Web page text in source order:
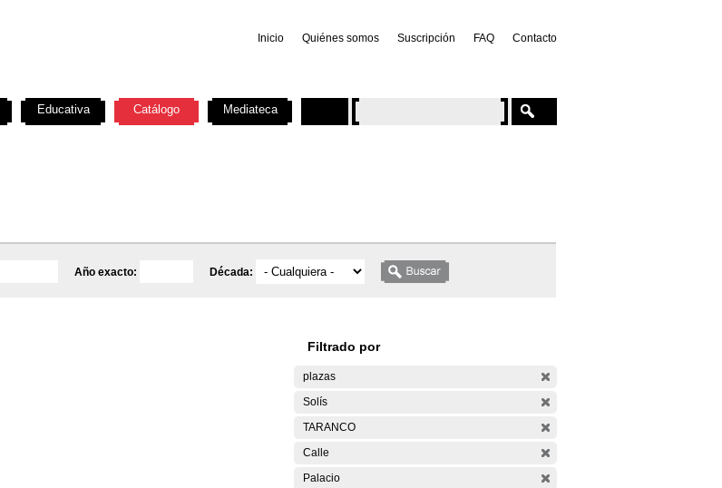
Inicio Quiénes somos Suscripción FAQ Contacto
Año exacto: Década:
Filtrado por
plazas
Solís
TARANCO
Calle
Palacio
Educativa Catálogo Mediateca